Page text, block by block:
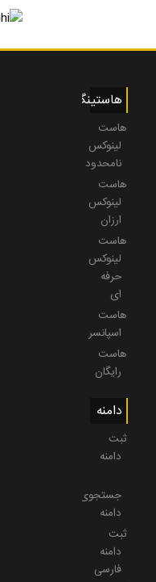
هاستینگ
هاست
لینوکس
نامحدود
هاست
لینوکس
ارزان
هاست
لینوکس
حرفه
ای
هاست
اسپانسر
هاست
رایگان
دامنه
ثبت
دامنه
جستجوی
دامنه
ثبت
دامنه
فارسی